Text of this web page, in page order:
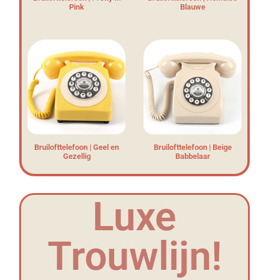
Pink
Blauwe
Bruilofttelefoon | Geel en
Gezellig
Bruilofttelefoon | Beige
Babbelaar
Luxe
Trouwlijn!